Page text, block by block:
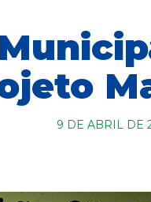
9 DE ABRIL DE